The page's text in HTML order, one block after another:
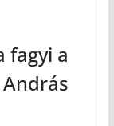
fagyi a
András